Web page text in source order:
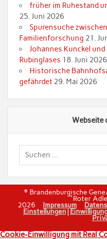
früher im Ruhestand
25. Juni 2026
Spurensuche
Familienforschung 21.
Johannes Kunckel und
Rubinglases 18. Juni 2026
Historische
gefährdet 29. Mai 2026
Webseite
© Brandenburgische
"Roter
2026 Impressum
Einstellungen|
Cookie-Einwilligung mit Real